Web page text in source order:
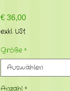
€ 36,00Preis
exkl. USt
Größe *
Auswählen
Anzahl *